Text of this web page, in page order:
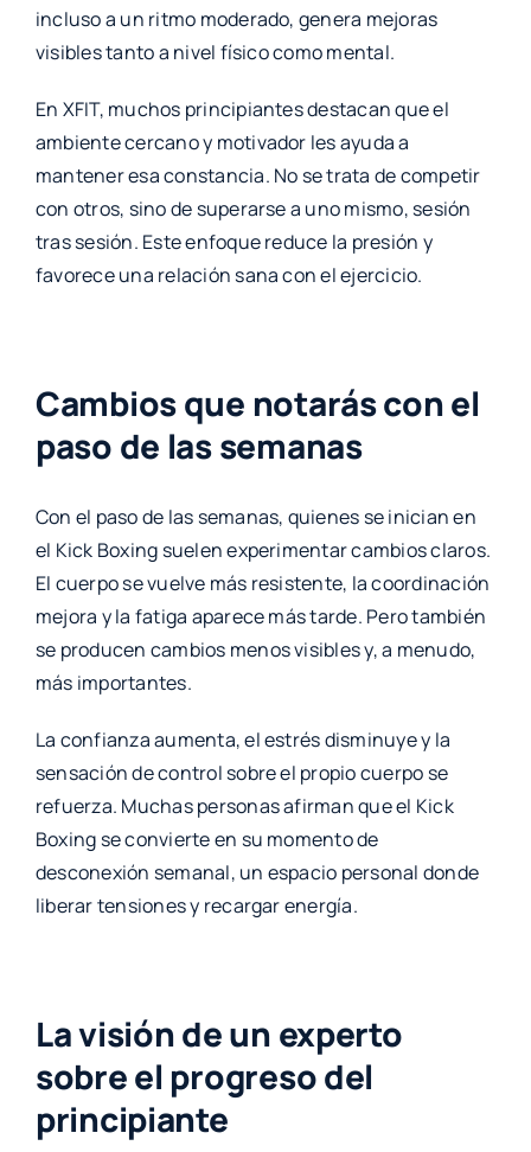
incluso a un ritmo moderado, genera mejoras
visibles tanto a nivel físico como mental.
En XFIT, muchos principiantes destacan que el
ambiente cercano y motivador les ayuda a
mantener esa constancia. No se trata de competir
con otros, sino de superarse a uno mismo, sesión
tras sesión. Este enfoque reduce la presión y
favorece una relación sana con el ejercicio.
Cambios que notarás con el
paso de las semanas
Con el paso de las semanas, quienes se inician en
el Kick Boxing suelen experimentar cambios claros.
El cuerpo se vuelve más resistente, la coordinación
mejora y la fatiga aparece más tarde. Pero también
se producen cambios menos visibles y, a menudo,
más importantes.
La confianza aumenta, el estrés disminuye y la
sensación de control sobre el propio cuerpo se
refuerza. Muchas personas afirman que el Kick
Boxing se convierte en su momento de
desconexión semanal, un espacio personal donde
liberar tensiones y recargar energía.
La visión de un experto
sobre el progreso del
principiante